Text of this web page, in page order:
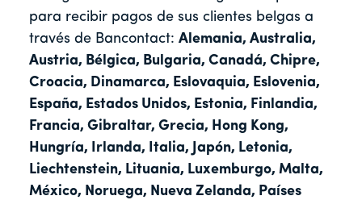
para recibir pagos de sus clientes belgas a
través de Bancontact: Alemania, Australia,
Austria, Bélgica, Bulgaria, Canadá, Chipre,
Croacia, Dinamarca, Eslovaquia, Eslovenia,
España, Estados Unidos, Estonia, Finlandia,
Francia, Gibraltar, Grecia, Hong Kong,
Hungría, Irlanda, Italia, Japón, Letonia,
Liechtenstein, Lituania, Luxemburgo, Malta,
México, Noruega, Nueva Zelanda, Países